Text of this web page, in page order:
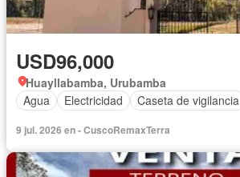
USD96,000
Huayllabamba, Urubamba
Agua
Electricidad Caseta de vigilancia
9 jul. 2026 en - CuscoRemaxTerra